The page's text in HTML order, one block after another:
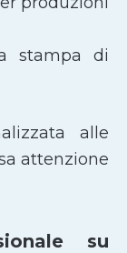
stampa di
alle
attenzione
su